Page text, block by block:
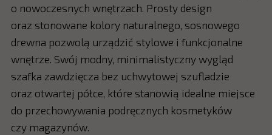
o nowoczesnych wnętrzach. Prosty design
oraz stonowane kolory naturalnego, sosnowego
drewna pozwolą urządzić stylowe i funkcjonalne
wnętrze. Swój modny, minimalistyczny wygląd
szafka zawdzięcza bez uchwytowej szufladzie
oraz otwartej półce, które stanowią idealne miejsce
do przechowywania podręcznych kosmetyków
czy magazynów.